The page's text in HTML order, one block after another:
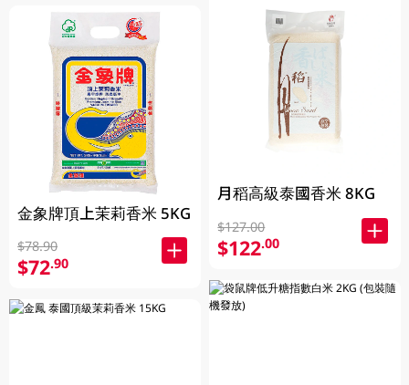
金象牌頂上茉莉香米 5KG
$78.90
$72.90
月稻高級泰國香米 8KG
$127.00
$122.00